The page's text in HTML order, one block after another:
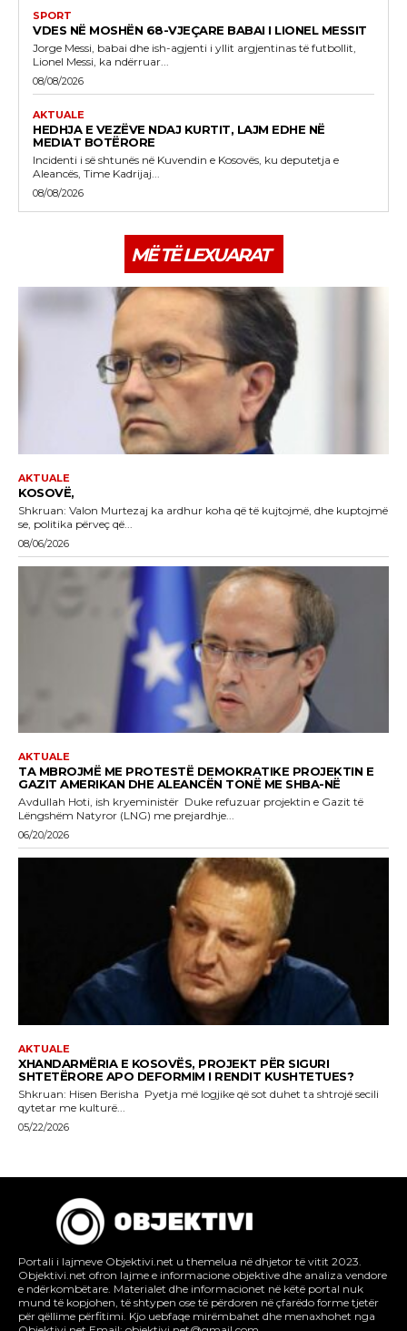
Portali i lajmeve Objektivi.net u themelua në dhjetor të vitit 2023.
Objektivi.net ofron lajme e informacione objektive dhe analiza vendore
e ndërkombëtare. Materialet dhe informacionet në këtë portal nuk
mund të kopjohen, të shtypen ose të përdoren në çfarëdo forme tjetër
për qëllime përfitimi. Kjo uebfaqe mirëmbahet dhe menaxhohet nga